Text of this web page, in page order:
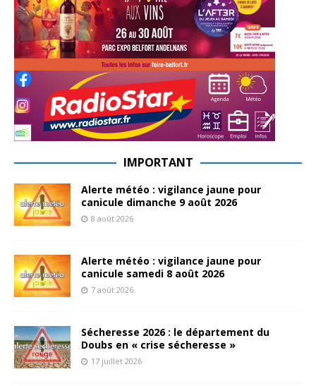
IMPORTANT
Alerte météo : vigilance jaune pour
canicule dimanche 9 août 2026
8 août 2026
Alerte météo : vigilance jaune pour
canicule samedi 8 août 2026
7 août 2026
Sécheresse 2026 : le département du
Doubs en « crise sécheresse »
17 juillet 2026